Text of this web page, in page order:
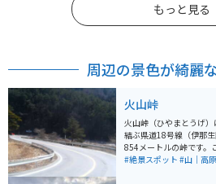
もっと見る
周辺の景色が綺麗
火山峠
火山峠（ひやまとうげ
結ぶ県道18号線（伊那
854メートルの峠です。
通の要所として利用され
#絶景スポット #山｜高原